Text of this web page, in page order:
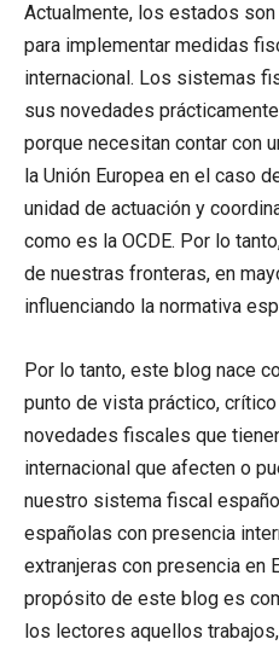
Actualmente, los estados
para implementar medidas
internacional. Los sistemas
sus novedades
porque necesitan contar con
la Unión Europea en el caso
unidad de actuación y
como es la OCDE. Por lo
de nuestras fronteras, en
influenciando la normativa
Por lo tanto, este blog nace
punto de vista práctico,
novedades fiscales que
internacional que afecten o
nuestro sistema fiscal
españolas con presencia
extranjeras con presencia en
propósito de este blog es
los lectores aquellos